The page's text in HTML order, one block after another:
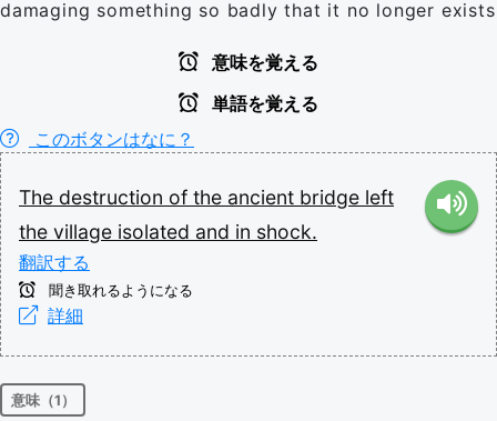
damaging something so badly that it no longer exists
意味を覚える
単語を覚える
このボタンはなに？
The destruction of the ancient bridge left
the village isolated and in shock.
翻訳する
聞き取れるようになる
詳細
意味（1）